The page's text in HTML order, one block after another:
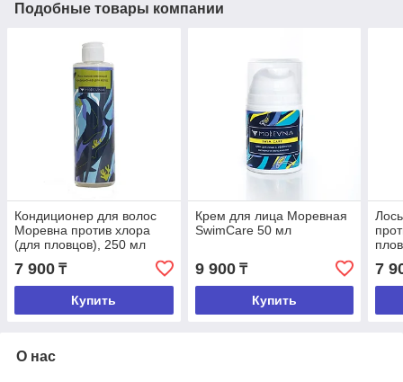
Подобные товары компании
Кондиционер для волос
Моревна против хлора
(для пловцов), 250 мл
7 900 ₸
Купить
Крем для лица Моревная
SwimCare 50 мл
9 900₸
Купить
7
О нас